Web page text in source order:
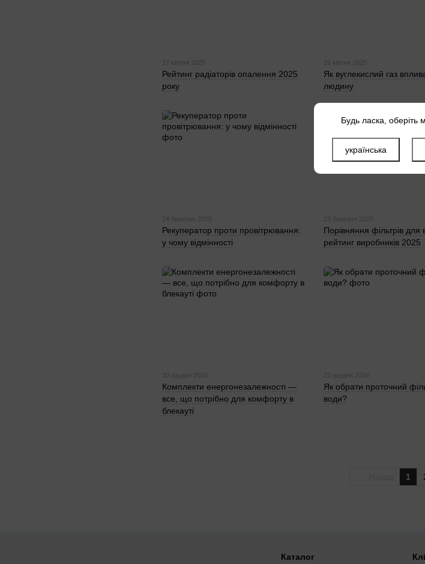
27 квітня 2025
Рейтинг радіаторів опалення 2025
року
25 квітня 2025
Як вуглекислий газ
людину
24 березня 2025
Рекуператор проти провітрювання:
у чому відмінності
23 березня 2025
Порівняння фільтрів для
рейтинг виробників 2025
30 грудня 2024
Комплекти енергонезалежності —
все, що потрібно для комфорту в
блекауті
23 грудня 2024
Як обрати проточний
води?
1
Каталог
Будь ласка, оберіть
українська